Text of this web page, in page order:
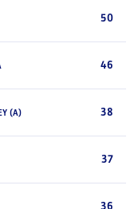
50
46
(A) 38
37
36